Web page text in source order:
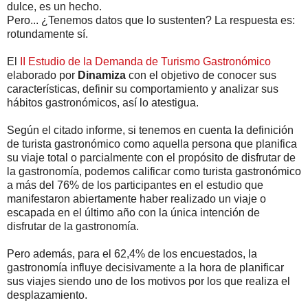
dulce, es un hecho.
Pero... ¿Tenemos datos que lo sustenten? La respuesta es:
rotundamente sí.
El
II Estudio de la Demanda de Turismo Gastronómico
elaborado por Dinamiza con el objetivo de conocer sus
características, definir su comportamiento y analizar sus
hábitos gastronómicos, así lo atestigua.
Según el citado informe, si tenemos en cuenta la definición
de turista gastronómico como aquella persona que planifica
su viaje total o parcialmente con el propósito de disfrutar de
la gastronomía, podemos calificar como turista gastronómico
a más del 76% de los participantes en el estudio que
manifestaron abiertamente haber realizado un viaje o
escapada en el último año con la única intención de
disfrutar de la gastronomía.
Pero además, para el 62,4% de los encuestados, la
gastronomía influye decisivamente a la hora de planificar
sus viajes siendo uno de los motivos por los que realiza el
desplazamiento.